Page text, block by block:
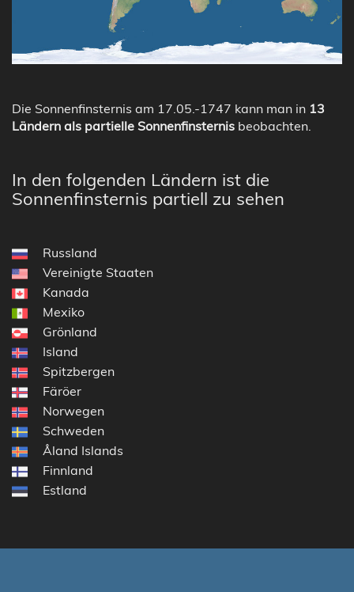
Die Sonnenfinsternis am 17.05.-1747 kann man in 13
Ländern als partielle Sonnenfinsternis beobachten.
In den folgenden Ländern ist die
Sonnenfinsternis partiell zu sehen
Russland
Vereinigte Staaten
Kanada
Mexiko
Grönland
Island
Spitzbergen
Färöer
Norwegen
Schweden
Åland Islands
Finnland
Estland